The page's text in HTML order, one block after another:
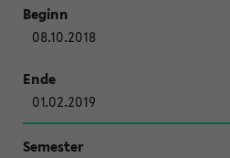
08.10.2018
01.02.2019